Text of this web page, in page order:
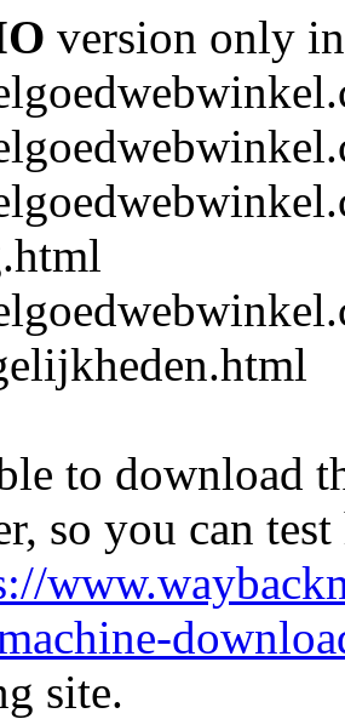
version only
to download
so you can
site.